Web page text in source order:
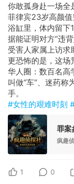
你敢孤身赴一场全
菲律宾23岁高颜
浴缸里，体内留下
据能证明对方“违
受害人家属上访求
更恐怖的是，这场
华人圈：数百名高
叫做“车”、迷药称
手。
#女性的艰难时刻
罪案
疯趣
1 0